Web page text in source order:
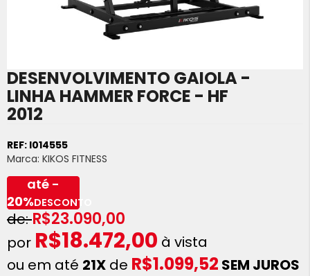
DESENVOLVIMENTO GAIOLA -
LINHA HAMMER FORCE - HF
2012
REF: I014555
Marca: KIKOS FITNESS
R$23.090,00
até -
20%DESCONTO
R$18.472,00 à vista
ou em até 21X de R$1.099,52 SEM JUROS
Saltar
para
o
início
Galeria
de
imagens